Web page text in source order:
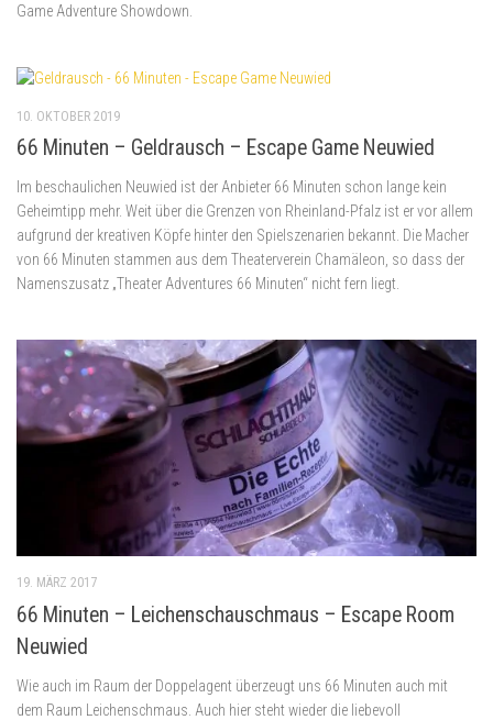
Game Adventure Showdown.
10. OKTOBER 2019
66 Minuten – Geldrausch – Escape Game Neuwied
Im beschaulichen Neuwied ist der Anbieter 66 Minuten schon lange kein
Geheimtipp mehr. Weit über die Grenzen von Rheinland-Pfalz ist er vor allem
aufgrund der kreativen Köpfe hinter den Spielszenarien bekannt. Die Macher
von 66 Minuten stammen aus dem Theaterverein Chamäleon, so dass der
Namenszusatz „Theater Adventures 66 Minuten“ nicht fern liegt.
19. MÄRZ 2017
66 Minuten – Leichenschauschmaus – Escape Room
Neuwied
Wie auch im Raum der Doppelagent überzeugt uns 66 Minuten auch mit
dem Raum Leichenschmaus. Auch hier steht wieder die liebevoll